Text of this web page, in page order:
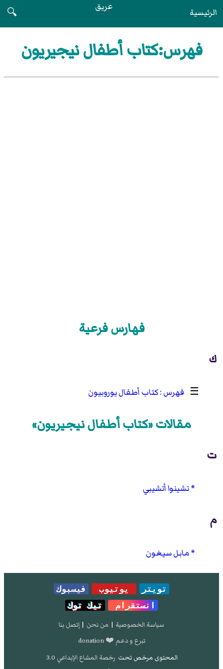
الرئيسية عريق
🔍
فهرس:كتاب أطفال نيجيريون
فهارس فرعية
ك
☰ كتاب أطفال يوروبيون
مقالات «كتاب أطفال نيجيريون»
ت
تشينوا أتشيبي
م
مابل سيغون
تويتر يوتيوب
فيسبوك
انستقرام
تيك توك
سياسة الخصوصية | من نحن | إتصل بنا
تبرع و دعم ❤️ donation
المحتوى مرخص تحت رخصة المشاع الإبداعي 3.0